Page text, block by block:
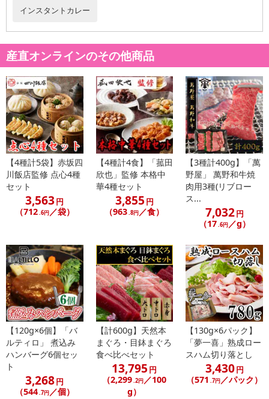
注意事項
【賞味・消費期限のある商品について】
商品到着時点でのお日持ち期間は、配送日数などにより異なります
のでご了承ください。
【キャンセルについて】
※お申込み後のキャンセルはお受けできません。
記載されている内容を必ずご確認いただき、お届けする商品セット
にご納得いただきましたうえでお申し込みください。
※パッケージ変更や商品リニューアル（成分など含む）等により、
参考の掲載画像や画像内のバーコードなど、お届け商品と多少異な
る場合がございます。
また、[新たな加工食品の原料原産地表示制度]の経過措置期間の終
了により、商品詳細内に記載の原産国・原材料の表記が旧表記の場
合がございます。
あらかじめご了承いただいた上でお申込みください。なお、本理由
【お支払いについて】
※送料はお試し費用に含まれております。
※d払い、PayPay、au PAY、au PAY（auかんたん決済）、ソフトバ
ンクまとめて支払い、楽天ペイ、メルペイ、AEON Pay、Amazon
Payでお支払いの場合、決済のため外部サイトへ遷移します。
※予約商品は決済手段ごとに定められた決済期限日にお支払いを完
了することがございます。ご了承いただいたうえでお申し込みくだ
さい。
【配送伝票番号について】
インスタントカレー
産直オンラインのその他商品
【4種計5袋】赤坂四
川飯店監修 点心4種
セット
3,563円
（712 .6円／袋）
【4種計4食】「菰田
欣也」監修 本格中
華4種セット
3,855 円
（963 .8円 ／食）
【3種計400g】「萬
野屋」 萬野和牛焼
肉用3種(リブロー
ス...
7,032円
（17 .6円／g）
【120g×6個】「バ
ルティロ」 煮込み
ハンバーグ6個セッ
ト
3,268円
（544.7円／個）
【計600g】天然本
まぐろ・目鉢まぐろ
食べ比べセット
13,795 円
（2,299.2円／100
g）
【130g×6パック】
「夢一喜」熟成ロー
スハム切り落とし
3,430円
（571 .7円／パック）